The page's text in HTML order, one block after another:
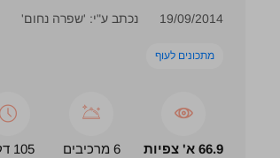
19/09/2014 נכתב ע"י: 'שפרה נחום'
מתכונים לעוף
66.9 א' צפיות 6 מרכיבים 105 דקות